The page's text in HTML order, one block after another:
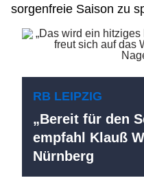
sorgenfreie Saison zu
RB LEIPZIG
„Bereit für den
empfahl Klauß
Nürnberg